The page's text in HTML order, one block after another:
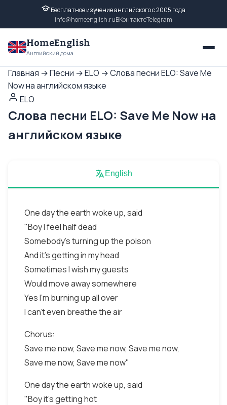
Бесплатное изучение английского с 2005 года
info@homeenglish.ruВКонтактеTelegram
HomeEnglish
Английский дома
Главная →Песни →ELO →Слова песни ELO: Save Me
Now на английском языке
ELO
Слова песни ELO: Save Me Now на
английском языке
English
One day the earth woke up, said
"Boy I feel half dead
Somebody's turning up the poison
And it's getting in my head
Sometimes I wish my guests
Would move away somewhere
Yes I'm burning up all over
I can't even breathe the air
Chorus:
Save me now, Save me now, Save me now,
Save me now, Save me now"
One day the earth woke up, said
"Boy it's getting hot